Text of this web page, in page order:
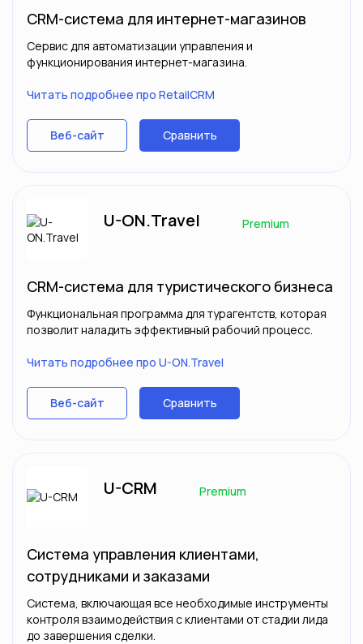
CRM-система для интернет-магазинов
Сервис для автоматизации управления и
функционирования интернет-магазина.
Читать подробнее про RetailCRM
Веб-сайт Сравнить
U-ON.Travel Premium
CRM-система для туристического бизнеса
Функциональная программа для турагентств, которая
позволит наладить эффективный рабочий процесс.
Читать подробнее про U-ON.Travel
Веб-сайт Сравнить
U-CRM Premium
Система управления клиентами,
сотрудниками и заказами
Система, включающая все необходимые инструменты
контроля взаимодействия с клиентами от стадии лида
до завершения сделки.